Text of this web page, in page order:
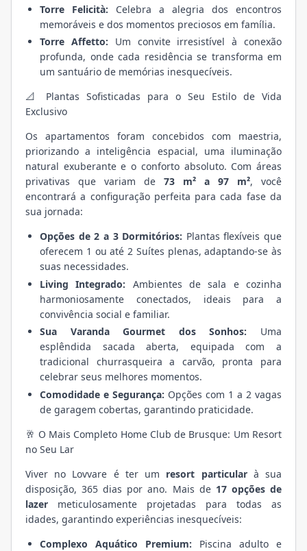
Torre Felicità: Celebra a alegria dos encontros
memoráveis e dos momentos preciosos em família.
Torre Affetto: Um convite irresistível à conexão
profunda, onde cada residência se transforma em
um santuário de memórias inesquecíveis.
📐 Plantas Sofisticadas para o Seu Estilo de Vida
Exclusivo
Os apartamentos foram concebidos com maestria,
priorizando a inteligência espacial, uma iluminação
natural exuberante e o conforto absoluto. Com áreas
privativas que variam de 73 m² a 97 m², você
encontrará a configuração perfeita para cada fase da
sua jornada:
Opções de 2 a 3 Dormitórios: Plantas flexíveis que
oferecem 1 ou até 2 Suítes plenas, adaptando-se às
suas necessidades.
Living Integrado: Ambientes de sala e cozinha
harmoniosamente conectados, ideais para a
convivência social e familiar.
Sua Varanda Gourmet dos Sonhos: Uma
esplêndida sacada aberta, equipada com a
tradicional churrasqueira a carvão, pronta para
celebrar seus melhores momentos.
Comodidade e Segurança: Opções com 1 a 2 vagas
de garagem cobertas, garantindo praticidade.
🥂 O Mais Completo Home Club de Brusque: Um Resort
no Seu Lar
Viver no Lovvare é ter um resort particularà sua
disposição, 365 dias por ano. Mais de 17 opções de
lazer meticulosamente projetadas para todas as
idades, garantindo experiências inesquecíveis:
Complexo Aquático Premium: Piscina adulto e